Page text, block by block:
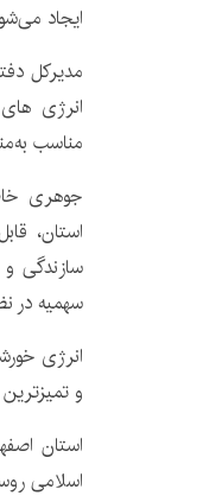
ایجاد
مدیرکل
انرژی
مناسب
جوهری
استان،
سازندگی
سهمیه در
انرژی
و
اسلامی